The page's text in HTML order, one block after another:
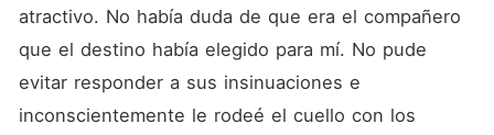
atractivo. No había duda de que era el compañero
que el destino había elegido para mí. No pude
evitar responder a sus insinuaciones e
inconscientemente le rodeé el cuello con los